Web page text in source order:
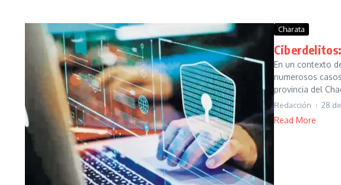
Charata
En un contexto
numerosos
provincia del
Redacción 28
Read More